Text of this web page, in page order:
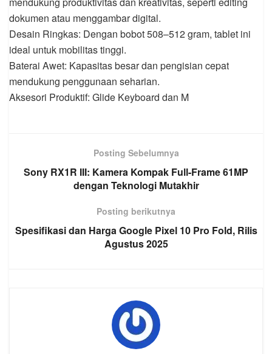
dokumen atau menggambar digital.
Desain Ringkas: Dengan bobot 508–512 gram, tablet ini
ideal untuk mobilitas tinggi.
Baterai Awet: Kapasitas besar dan pengisian cepat
mendukung penggunaan seharian.
Aksesori Produktif: Glide Keyboard dan M
Posting Sebelumnya
Sony RX1R III: Kamera Kompak Full-Frame 61MP
dengan Teknologi Mutakhir
Posting berikutnya
Spesifikasi dan Harga Google Pixel 10 Pro Fold, Rilis
Agustus 2025